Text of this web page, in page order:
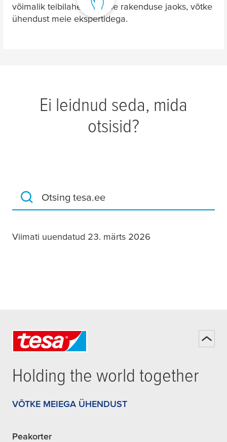
võimalik teibilahendus teie rakenduse jaoks, võtke
ühendust meie ekspertidega.
Ei leidnud seda, mida
otsisid?
Otsing tesa.ee
Viimati uuendatud 23. märts 2026
Holding the world together
VÕTKE MEIEGA ÜHENDUST
Peakorter